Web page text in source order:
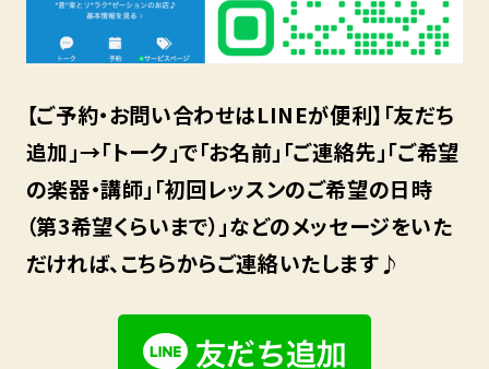
【ご予約・お問い合わせはLINEが便利】「友だち
追加」→「トーク」で「お名前」「ご連絡先」「ご希望
の楽器・講師」「初回レッスンのご希望の日時
（第3希望くらいまで）」などのメッセージをいた
だければ、こちらからご連絡いたします♪